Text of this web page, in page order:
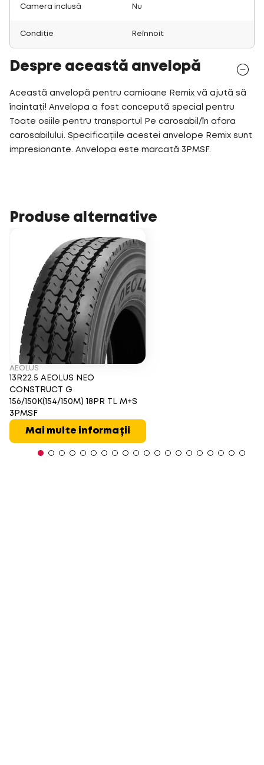
Camera inclusă Nu
Condiție Reînnoit
Despre această anvelopă
Această anvelopă pentru camioane Remix vă ajută să
înaintați! Anvelopa a fost concepută special pentru
Toate osiile pentru transportul Pe carosabil/în afara
carosabilului. Specificațiile acestei anvelope Remix sunt
impresionante. Anvelopa este marcată 3PMSF.
Produse alternative
AEOLUS
13R22.5 AEOLUS NEO
CONSTRUCT G
156/150K(154/150M) 18PR TL M+S
3PMSF
Mai multe informații